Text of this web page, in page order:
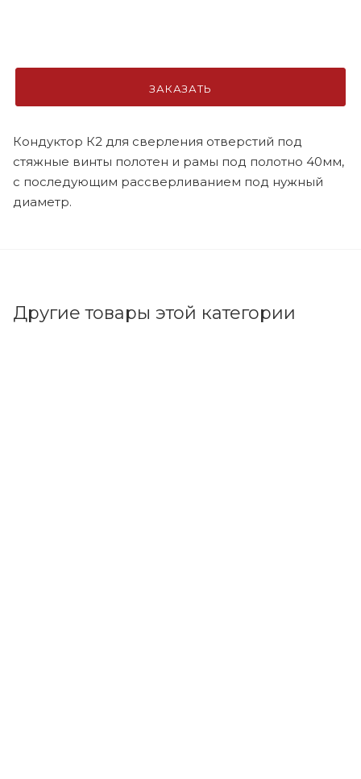
ЗАКАЗАТЬ
Кондуктор К2 для сверления отверстий под
стяжные винты полотен и рамы под полотно 40мм,
с последующим рассверливанием под нужный
диаметр.
Другие товары этой категории